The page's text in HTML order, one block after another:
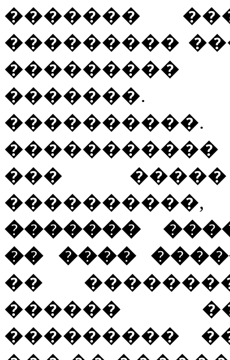
�������
���������
���
�������
�� ����
��
������
���������